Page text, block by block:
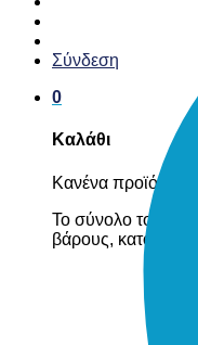
Σύνδεση
0
Καλάθι
Κανένα προϊόν
Το σύνολο του
βάρους, κατόπιν